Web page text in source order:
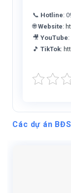
📞 Hotline:
🌐Website:
🎥YouTube:
🎵TikTok:
Các dự án